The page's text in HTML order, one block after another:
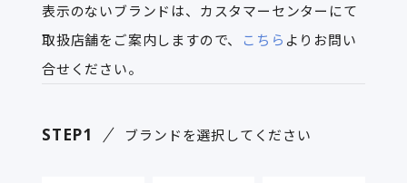
表示のないブランドは、カスタマーセンターにて
取扱店舗をご案内しますので、
こちら よりお問い
合せください。
STEP1 ブランドを選択してください